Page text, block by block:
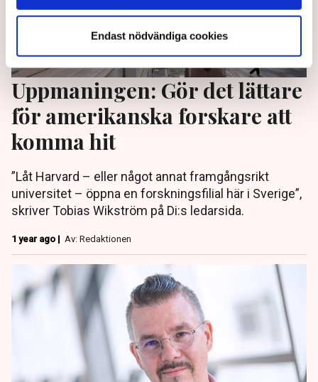
Endast nödvändiga cookies
Uppmaningen: Gör det lättare
för amerikanska forskare att
komma hit
”Låt Harvard – eller något annat framgångsrikt
universitet – öppna en forskningsfilial här i Sverige”,
skriver Tobias Wikström på Di:s ledarsida.
1 year ago | Av: Redaktionen